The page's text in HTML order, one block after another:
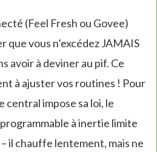
(Feel Fresh ou Govee)
vous n’excédez JAMAIS
avoir à deviner au pif. Ce
à ajuster vos routines ! Pour
impose sa loi, le
à inertie limite
il chauffe lentement, mais ne